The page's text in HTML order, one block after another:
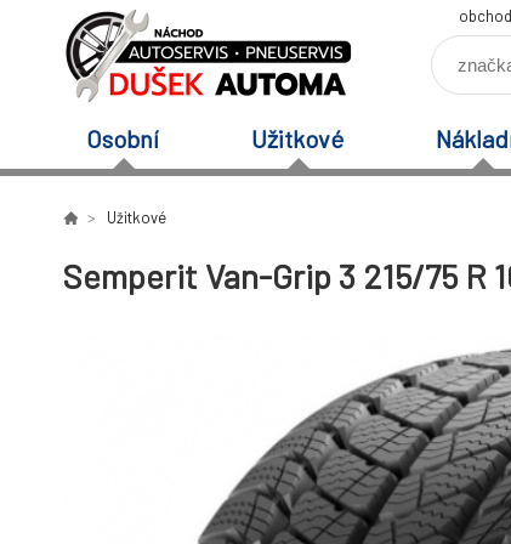
Osobní Užitkové
Užitkové
Semperit Van-Grip 3 215/75 R